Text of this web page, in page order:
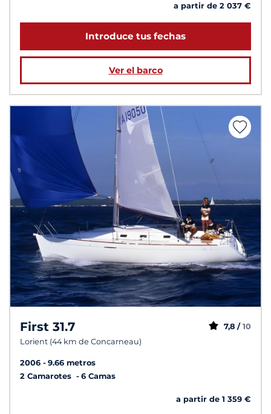
a partir de 2 037 €
Introduce tus fechas
Ver el barco
First 31.7
Lorient (44 km de Concarneau)
7,8 / 10
2006
9.66 metros
2 Camarotes
6 Camas
a partir de 1 359 €